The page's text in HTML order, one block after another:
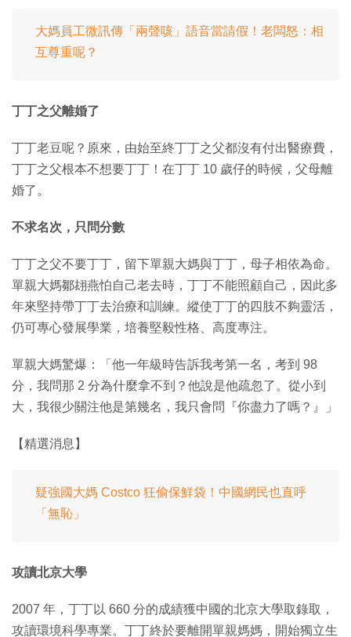
大媽員工微訊傳「兩聲咳」語音當請假！老闆怒：相
互尊重呢？
丁丁之父離婚了
丁丁老豆呢？原來，由始至終丁丁之父都沒有付出醫療費，
丁丁之父根本不想要丁丁！在丁丁 10 歲仔的時候，父母離
婚了。
不求名次，只問分數
丁丁之父不要丁丁，留下單親大媽與丁丁，母子相依為命。
單親大媽鄒翃燕怕自己老去時，丁丁不能照顧自己，因此多
年來堅持帶丁丁去治療和訓練。縱使丁丁的四肢不夠靈活，
仍可專心發展學業，培養堅毅性格、高度專注。
單親大媽驚爆：「他一年級時告訴我考第一名，考到 98
分，我問那 2 分為什麼拿不到？他說是他疏忽了。從小到
大，我很少關注他是第幾名，我只會問『你盡力了嗎？』」
【精選消息】
疑強國大媽 Costco 狂偷保鮮袋！中國網民也直呼
「無恥」
攻讀北京大學
2007 年，丁丁以 660 分的成績獲中國的北京大學取錄取，
攻讀環境科學專業。丁丁終於要離開單親媽媽，開始獨立生